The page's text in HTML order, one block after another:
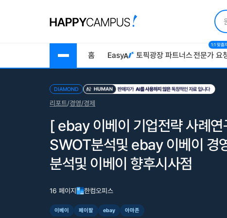
홈 Easy 토픽광장 파트너스전문가 요
1:1 맞춤
DIAMOND
리포트/경영/경제
[ ebay 이베이 기업전략 사례
SWOT분석및 ebay 이베이 경
분석및 이베이 향후시사점
16 페이지 한컴오피스
이베이 페이팔 ebay 아마존